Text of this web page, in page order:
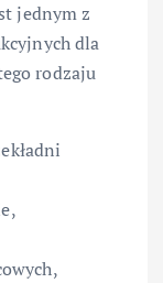
jednym z
dla
rodzaju